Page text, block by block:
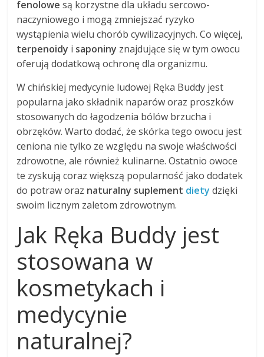
fenolowe są korzystne dla układu sercowo-
naczyniowego i mogą zmniejszać ryzyko
wystąpienia wielu chorób cywilizacyjnych. Co więcej,
terpenoidy i saponiny znajdujące się w tym owocu
oferują dodatkową ochronę dla organizmu.
W chińskiej medycynie ludowej Ręka Buddy jest
popularna jako składnik naparów oraz proszków
stosowanych do łagodzenia bólów brzucha i
obrzęków. Warto dodać, że skórka tego owocu jest
ceniona nie tylko ze względu na swoje właściwości
zdrowotne, ale również kulinarne. Ostatnio owoce
te zyskują coraz większą popularność jako dodatek
do potraw oraz naturalny suplement diety dzięki
swoim licznym zaletom zdrowotnym.
Jak Ręka Buddy jest
stosowana w
kosmetykach i
medycynie
naturalnej?